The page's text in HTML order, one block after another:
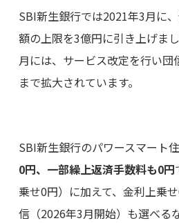
SBI新生銀行では2021年3月に
額の上限を3億円に引き上げま
月には、サービス改定を行い団
まで拡大されています。
SBI新生銀行のパワースマート住
0円、一部繰上返済手数料も0円
乗せ0円）に加えて、金利上乗
信（2026年3月開始）も選べる